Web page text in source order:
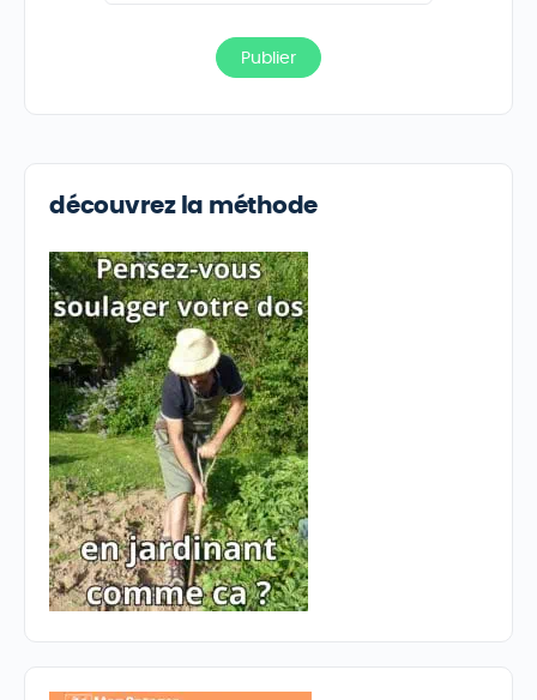
découvrez la méthode